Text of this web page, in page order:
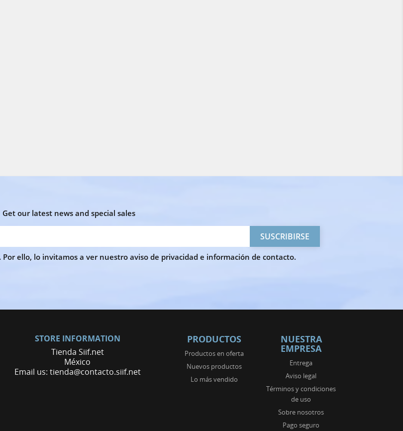
Get our latest news and special sales
ello, lo invitamos a ver nuestro aviso de privacidad e información de contacto.
PRODUCTOS
Productos en oferta
Nuevos productos
Lo más vendido
NUESTRA
EMPRESA
Entrega
Aviso legal
Términos y condiciones
de uso
Sobre nosotros
Pago seguro
STORE INFORMATION
Tienda Siif.net
México
Email us: tienda@contacto.siif.net